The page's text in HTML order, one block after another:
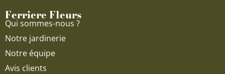
Ferriere Fleurs
Qui sommes-nous ?
Notre jardinerie
Notre équipe
Avis clients